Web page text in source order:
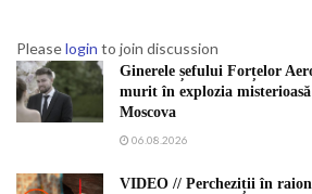
Pleaselogin to join discussion
Ginerele șefului Forțelor
murit în explozia
Moscova
06.08.2026
VIDEO // Percheziții în